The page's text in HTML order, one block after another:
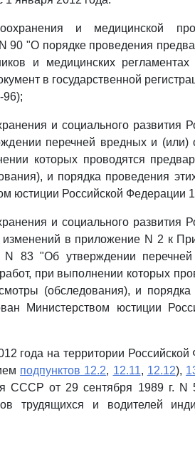
и медицинской
90 "О порядке проведения
и медицинских
в государственной
96);
и социального развития
перечней вредных и (или)
которых проводятся
и порядка проведения
юстиции Российской Федерации
и социального развития
в приложение N 2 к
N 83 "Об утверждении
при выполнении которых
(обследования), и
Министерством юстиции
года на территории
подпунктов 12.2, 12.11, 12.12),
СССР от 29 сентября 1989 г.
трудящихся и водителей